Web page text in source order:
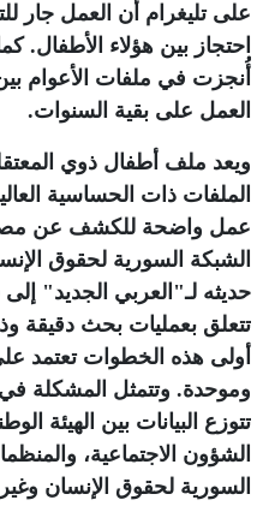
على تليغرام أن العمل جار
احتجاز بين هؤلاء الأطفال.
العمل على بقية السنوات.
ويعد ملف أطفال ذوي
الملفات ذات الحساسية
عمل واضحة للكشف عن
الشبكة السورية لحقوق
حديثه لـ"العربي الجديد"
تتعلق بعمليات بحث دقيقة
أولى هذه الخطوات تعتمد
وموحدة. وتتمثل المشكلة في
تتوزع البيانات بين الهيئة
الشؤون الاجتماعية،
السورية لحقوق الإنسان